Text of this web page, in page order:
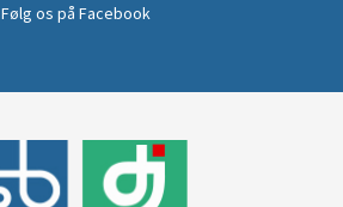
Følg os på Facebook